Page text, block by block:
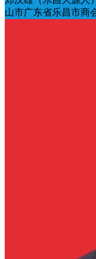
山市广东省乐昌市商